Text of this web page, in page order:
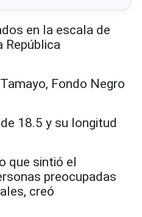
en la escala de
República
Fondo Negro
18.5 y su longitud
que sintió el
preocupadas
creó